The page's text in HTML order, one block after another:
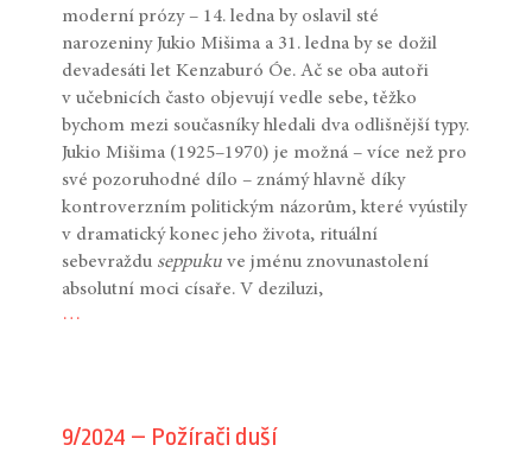
moderní prózy – 14. ledna by oslavil sté
narozeniny Jukio Mišima a 31. ledna by se dožil
devadesáti let Kenzaburó Óe. Ač se oba autoři
v učebnicích často objevují vedle sebe, těžko
bychom mezi současníky hledali dva odlišnější typy.
Jukio Mišima (1925–1970) je možná – více než pro
své pozoruhodné dílo – známý hlavně díky
kontroverzním politickým názorům, které vyústily
v dramatický konec jeho života, rituální
sebevraždu seppuku ve jménu znovunastolení
absolutní moci císaře. V deziluzi,
…
9/2024 – Požírači duší